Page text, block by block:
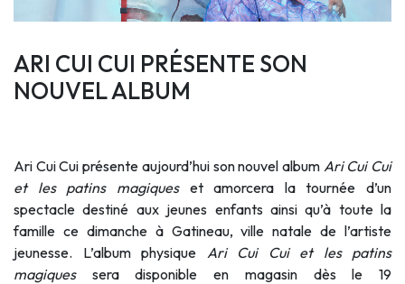
ARI CUI CUI PRÉSENTE SON
NOUVEL ALBUM
Ari Cui Cui présente aujourd’hui son nouvel album Ari Cui Cui
et les patins magiques et amorcera la tournée d’un
spectacle destiné aux jeunes enfants ainsi qu’à toute la
famille ce dimanche à Gatineau, ville natale de l’artiste
jeunesse. L’album physique Ari Cui Cui et les patins
magiquessera disponible en magasin dès le 19